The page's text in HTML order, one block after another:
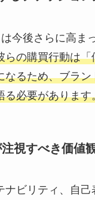
今後さらに高ま
らの購買行動は
なるため、ブラ
る必要があります
視すべき価値
ナビリティ、自己